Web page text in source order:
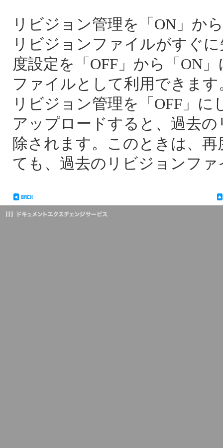
リビジョン管理を「ON」か
リビジョンファイルがすぐ
度設定を「OFF」から「ON
ファイルとして利用できます
リビジョン管理を「OFF」
アップロードすると、過去
除されます。このときは、
ても、過去のリビジョンフ